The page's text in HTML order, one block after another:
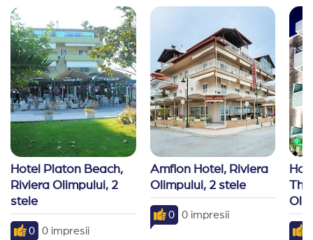
turiști
Recomand Travelplanner:
disponibili și rapizi
Hotel Platon Beach,
Riviera Olimpului, 2
stele
0 0 impresii
Amfion Hotel, Riviera
Olimpului, 2 stele
0 0 impresii